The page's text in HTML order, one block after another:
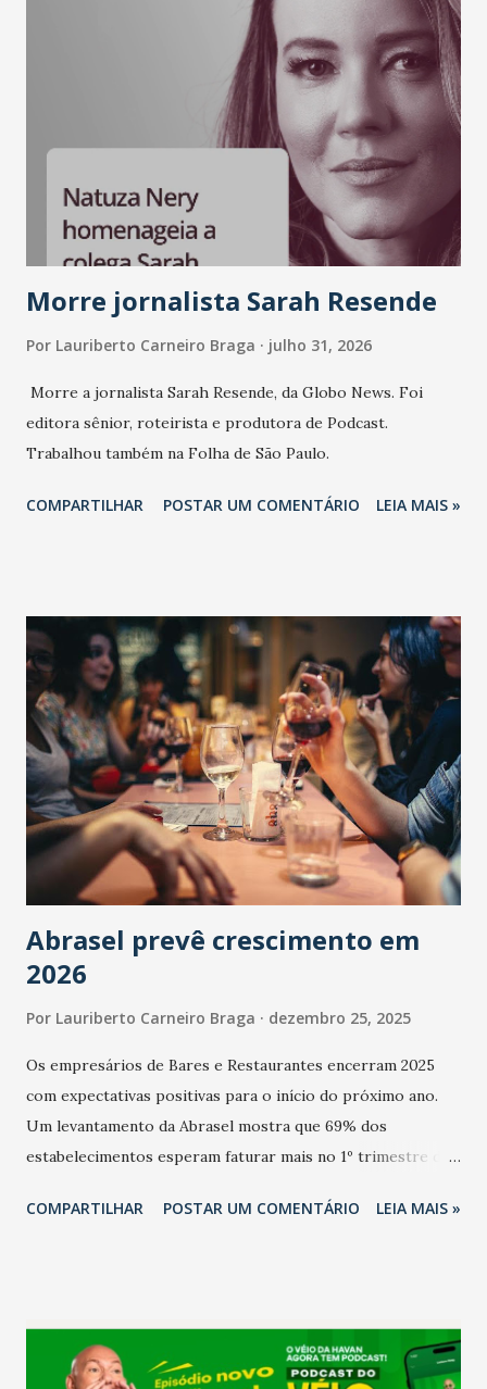
Morre jornalista Sarah Resende
Por Lauriberto Carneiro Braga julho 31, 2026
Morre a jornalista Sarah Resende, da Globo News. Foi
editora sênior, roteirista e produtora de Podcast.
Trabalhou também na Folha de São Paulo.
COMPARTILHAR POSTAR UM COMENTÁRIO LEIA MAIS »
Abrasel prevê crescimento em
2026
Por Lauriberto Carneiro Braga dezembro 25, 2025
Os empresários de Bares e Restaurantes encerram 2025
com expectativas positivas para o início do próximo ano.
Um levantamento da Abrasel mostra que 69% dos
estabelecimentos esperam faturar mais no 1º trimestre de
relação ao último trimestre deste ano, 56% também
confraternizações de fim de ano e pelo pagamento do 13º
Salário para um número maior de trabalhadores, já que o
COMPARTILHAR POSTAR UM COMENTÁRIO LEIA MAIS »